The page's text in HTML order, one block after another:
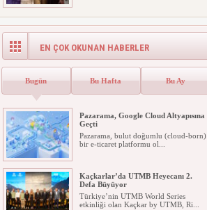
Fujifilm, Şipşak Fotoğraf Makinesi
instax mini 99’un Gümüş Rengini
Tanıttı
Fujifilm, üst segment analog şipşak
GHTC ve Temos International
Xiaomi SkyNomad Tanıtıldı
Hem Süpürüyor Hem Kendini
EN ÇOK OKUNAN HABERLER
Bugün Bu Hafta Bu Ay
Pazarama, Google Cloud Altyapısına
Geçti
Pazarama, bulut doğumlu (cloud-born)
bir e-ticaret platformu ol...
Kaçkarlar’da UTMB Heyecanı 2.
Defa Büyüyor
Türkiye’nin UTMB World Series
etkinliği olan Kaçkar by UTMB, Ri...